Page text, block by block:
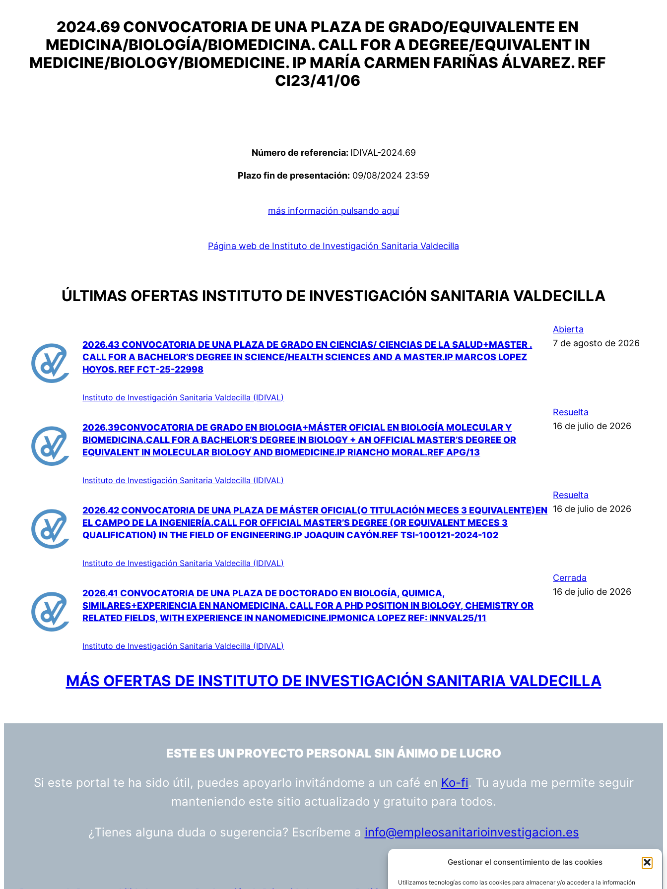
Gestionar el consentimiento de las cookies
Utilizamos tecnologías como las cookies para almacenar y/o acceder a la información
2024.69 CONVOCATORIA DE UNA PLAZA DE GRADO/EQUIVALENTE EN
MEDICINA/BIOLOGÍA/BIOMEDICINA. CALL FOR A DEGREE/EQUIVALENT IN
MEDICINE/BIOLOGY/BIOMEDICINE. IP MARÍA CARMEN FARIÑAS ÁLVAREZ. REF
CI23/41/06
Número de referencia: IDIVAL-2024.69
Plazo fin de presentación: 09/08/2024 23:59
más información pulsando aquí
Página web de Instituto de Investigación Sanitaria Valdecilla
ÚLTIMAS OFERTAS INSTITUTO DE INVESTIGACIÓN SANITARIA VALDECILLA
2026.43 CONVOCATORIA DE UNA PLAZA DE GRADO EN CIENCIAS/ CIENCIAS DE LA SALUD+MASTER .
CALL FOR A BACHELOR’S DEGREE IN SCIENCE/HEALTH SCIENCES AND A MASTER.IP MARCOS LOPEZ
HOYOS. REF FCT-25-22998
Instituto de Investigación Sanitaria Valdecilla (IDIVAL)
Abierta
7 de agosto de 2026
2026.39CONVOCATORIA DE GRADO EN BIOLOGIA+MÁSTER OFICIAL EN BIOLOGÍA MOLECULAR Y
BIOMEDICINA.CALL FOR A BACHELOR’S DEGREE IN BIOLOGY + AN OFFICIAL MASTER’S DEGREE OR
EQUIVALENT IN MOLECULAR BIOLOGY AND BIOMEDICINE.IP RIANCHO MORAL.REF APG/13
Instituto de Investigación Sanitaria Valdecilla (IDIVAL)
Resuelta
16 de julio de 2026
2026.42 CONVOCATORIA DE UNA PLAZA DE MÁSTER OFICIAL(O TITULACIÓN MECES 3 EQUIVALENTE)EN
EL CAMPO DE LA INGENIERÍA.CALL FOR OFFICIAL MASTER’S DEGREE (OR EQUIVALENT MECES 3
QUALIFICATION) IN THE FIELD OF ENGINEERING.IP JOAQUIN CAYÓN.REF TSI-100121-2024-102
Instituto de Investigación Sanitaria Valdecilla (IDIVAL)
Resuelta
16 de julio de 2026
2026.41 CONVOCATORIA DE UNA PLAZA DE DOCTORADO EN BIOLOGÍA, QUIMICA,
SIMILARES+EXPERIENCIA EN NANOMEDICINA. CALL FOR A PHD POSITION IN BIOLOGY, CHEMISTRY OR
RELATED FIELDS, WITH EXPERIENCE IN NANOMEDICINE.IPMONICA LOPEZ REF: INNVAL25/11
Instituto de Investigación Sanitaria Valdecilla (IDIVAL)
Cerrada
16 de julio de 2026
MÁS OFERTAS DE INSTITUTO DE INVESTIGACIÓN SANITARIA VALDECILLA
ESTE ES UN PROYECTO PERSONAL SIN ÁNIMO DE LUCRO
Si este portal te ha sido útil, puedes apoyarlo invitándome a un café en Ko-fi. Tu ayuda me permite seguir
manteniendo este sitio actualizado y gratuito para todos.
¿Tienes alguna duda o sugerencia? Escríbeme a info@empleosanitarioinvestigacion.es